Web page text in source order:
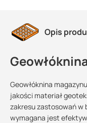
Opis
Geowłóknina
jakości materiał
zakresu zastosowań w
wymagana jest